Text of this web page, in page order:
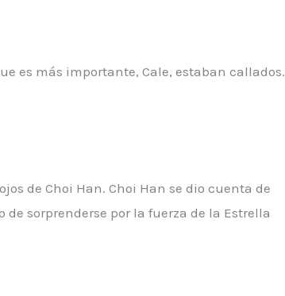
es más importante, Cale, estaban callados.
de Choi Han. Choi Han se dio cuenta de
sorprenderse por la fuerza de la Estrella